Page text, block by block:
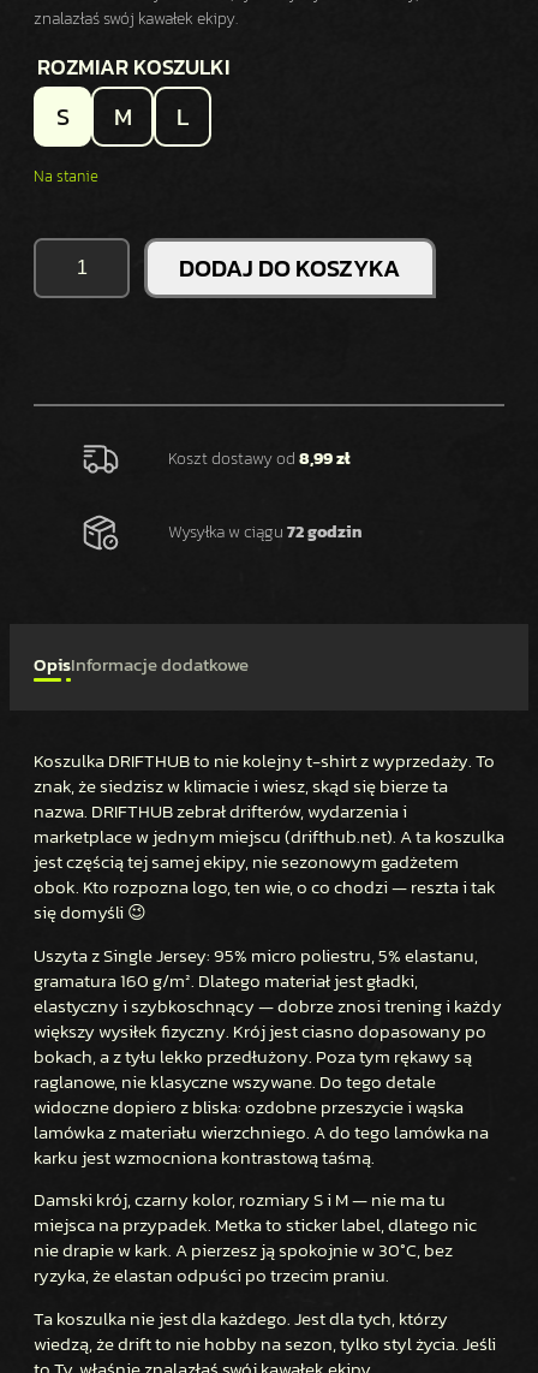
znalazłaś swój kawałek ekipy.
ROZMIAR KOSZULKI
S M L
Na stanie
I
O
Ę
S
D
R
I
F
T
H
U
B
S
P
O
R
T
O
W
A
DODAJ DO KOSZYKA
Koszt dostawy od8,99 zł
Wysyłka w ciągu72 godzin
OpisInformacje dodatkowe
Koszulka DRIFTHUB to nie kolejny t-shirt z wyprzedaży. To
znak, że siedzisz w klimacie i wiesz, skąd się bierze ta
nazwa. DRIFTHUB zebrał drifterów, wydarzenia i
marketplace w jednym miejscu (drifthub.net). A ta koszulka
jest częścią tej samej ekipy, nie sezonowym gadżetem
obok. Kto rozpozna logo, ten wie, o co chodzi — reszta i tak
się domyśli 😉
Uszyta z Single Jersey: 95% micro poliestru, 5% elastanu,
gramatura 160 g/m². Dlatego materiał jest gładki,
elastyczny i szybkoschnący — dobrze znosi trening i każdy
większy wysiłek fizyczny. Krój jest ciasno dopasowany po
bokach, a z tyłu lekko przedłużony. Poza tym rękawy są
raglanowe, nie klasyczne wszywane. Do tego detale
widoczne dopiero z bliska: ozdobne przeszycie i wąska
lamówka z materiału wierzchniego. A do tego lamówka na
karku jest wzmocniona kontrastową taśmą.
Damski krój, czarny kolor, rozmiary S i M — nie ma tu
miejsca na przypadek. Metka to sticker label, dlatego nic
nie drapie w kark. A pierzesz ją spokojnie w 30°C, bez
ryzyka, że elastan odpuści po trzecim praniu.
Ta koszulka nie jest dla każdego. Jest dla tych, którzy
wiedzą, że drift to nie hobby na sezon, tylko styl życia. Jeśli